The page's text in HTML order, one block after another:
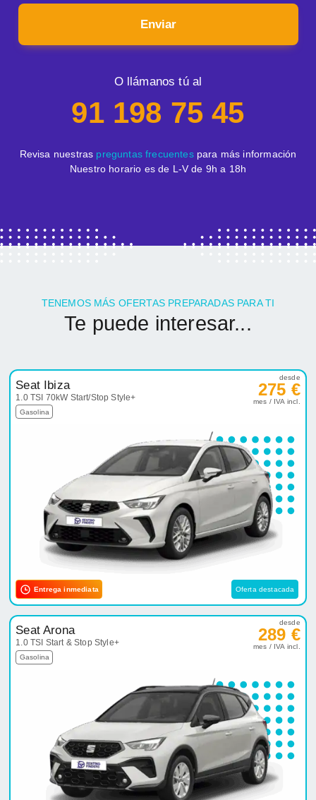
Enviar
O llámanos tú al
91 198 75 45
Revisa nuestras preguntas frecuentespara más información
Nuestro horario es de L-V de 9h a 18h
TENEMOS MÁS OFERTAS PREPARADAS PARA TI
Te puede interesar...
Seat Ibiza
1.0 TSI 70kW Start/Stop Style+
Gasolina
desde
275 €
mes / IVA incl.
Entrega inmediata Oferta destacada
Seat Arona
1.0 TSI Start & Stop Style+
Gasolina
desde
289 €
mes / IVA incl.